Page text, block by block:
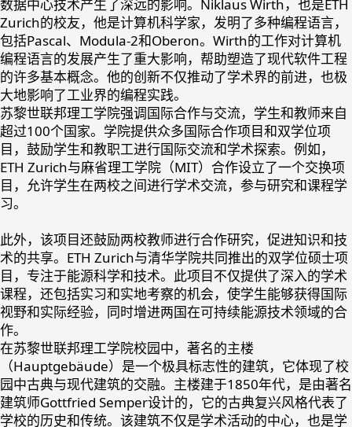
数据中心技术产生了深远的影响。Niklaus Wirth，也是ETH
Zurich的校友，他是计算机科学家，发明了多种编程语言，
包括Pascal、Modula-2和Oberon。Wirth的工作对计算机
编程语言的发展产生了重大影响，帮助塑造了现代软件工程
的许多基本概念。他的创新不仅推动了学术界的前进，也极
大地影响了工业界的编程实践。
苏黎世联邦理工学院强调国际合作与交流，学生和教师来自
超过100个国家。学院提供众多国际合作项目和双学位项
目，鼓励学生和教职工进行国际交流和学术探索。例如，
ETH Zurich与麻省理工学院（MIT）合作设立了一个交换项
目，允许学生在两校之间进行学术交流，参与研究和课程学
习。
此外，该项目还鼓励两校教师进行合作研究，促进知识和技
术的共享。ETH Zurich与清华学院共同推出的双学位硕士项
目，专注于能源科学和技术。此项目不仅提供了深入的学术
课程，还包括实习和实地考察的机会，使学生能够获得国际
视野和实际经验，同时增进两国在可持续能源技术领域的合
作。
在苏黎世联邦理工学院校园中，著名的主楼
（Hauptgebäude）是一个极具标志性的建筑，它体现了校
园中古典与现代建筑的交融。主楼建于1850年代，是由著名
建筑师Gottfried Semper设计的，它的古典复兴风格代表了
学校的历史和传统。该建筑不仅是学术活动的中心，也是学